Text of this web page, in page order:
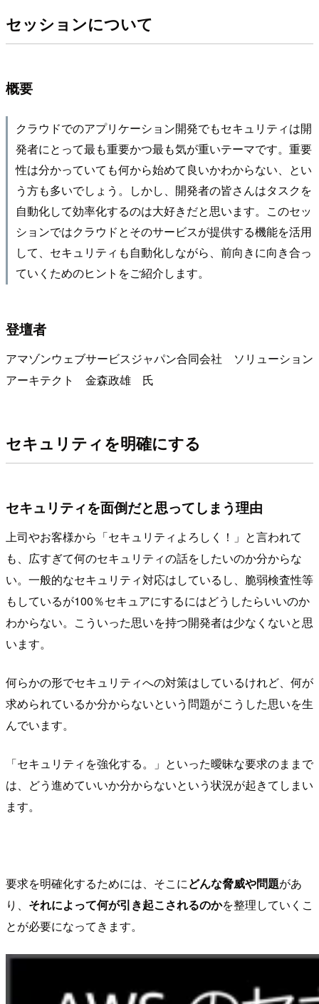
セッションについて
概要
クラウドでのアプリケーション開発でもセキュリティは開
発者にとって最も重要かつ最も気が重いテーマです。重要
性は分かっていても何から始めて良いかわからない、とい
う方も多いでしょう。しかし、開発者の皆さんはタスクを
自動化して効率化するのは大好きだと思います。このセッ
ションではクラウドとそのサービスが提供する機能を活用
して、セキュリティも自動化しながら、前向きに向き合っ
ていくためのヒントをご紹介します。
登壇者
アマゾンウェブサービスジャパン合同会社 ソリューション
アーキテクト 金森政雄 氏
セキュリティを明確にする
セキュリティを面倒だと思ってしまう理由
上司やお客様から「セキュリティよろしく！」と言われて
も、広すぎて何のセキュリティの話をしたいのか分からな
い。一般的なセキュリティ対応はしているし、脆弱検査性等
もしているが100％セキュアにするにはどうしたらいいのか
わからない。こういった思いを持つ開発者は少なくないと思
います。
何らかの形でセキュリティへの対策はしているけれど、何が
求められているか分からないという問題がこうした思いを生
んでいます。
「セキュリティを強化する。」といった曖昧な要求のままで
は、どう進めていいか分からないという状況が起きてしまい
ます。
要求を明確化するためには、そこにどんな脅威や問題があ
り、 それによって何が引き起こされるのかを整理していくこ
とが必要になってきます。